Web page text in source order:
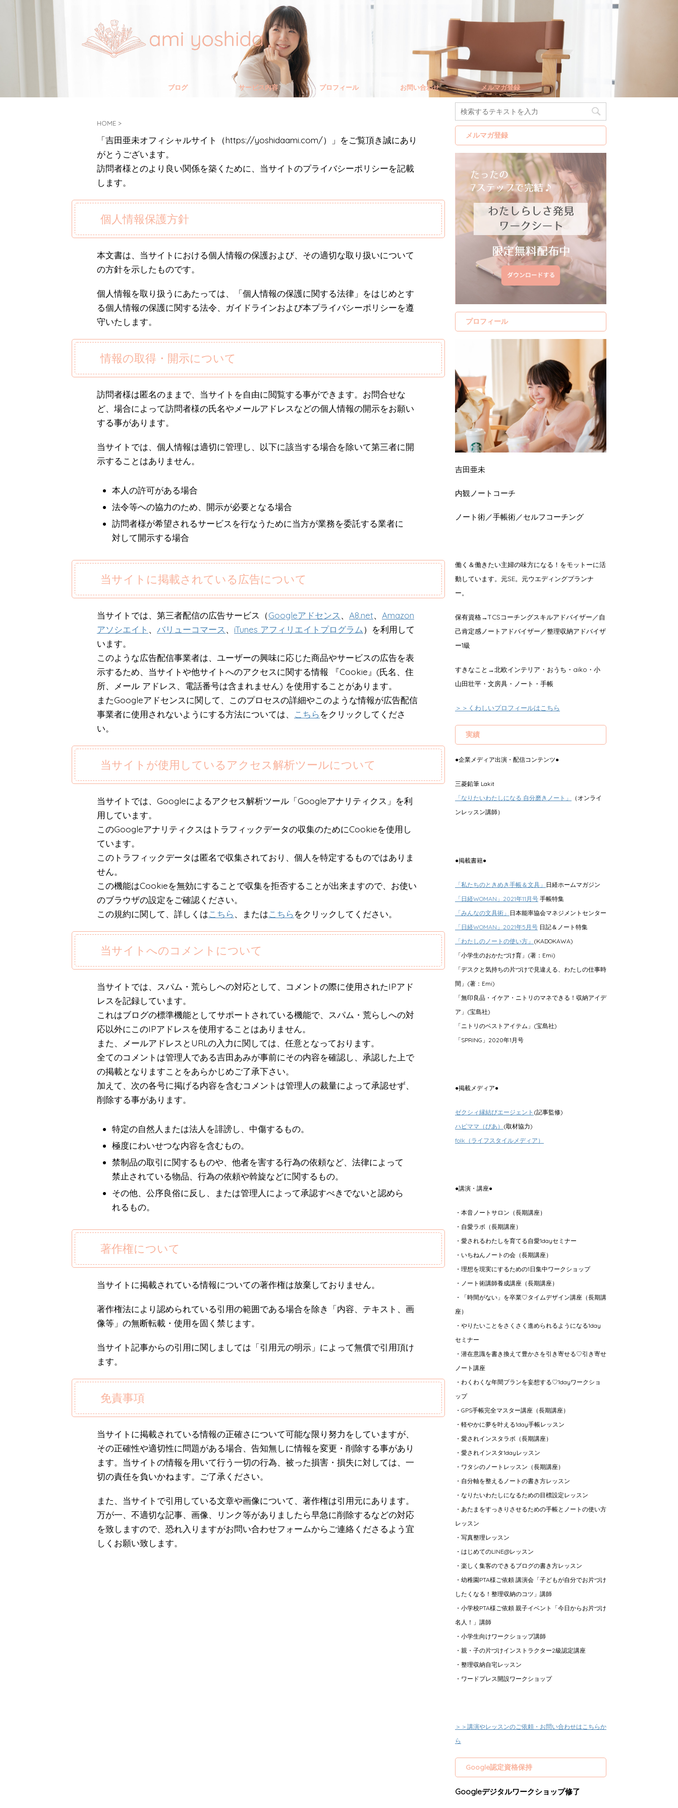
ブログ サービス内容 プロフィール お問い合わせ メルマガ登録
HOME >
「吉田亜未オフィシャルサイト（https://yoshidaami.com/）」をご覧頂き誠にあり
がとうございます。
訪問者様とのより良い関係を築くために、当サイトのプライバシーポリシーを記載
します。
個人情報保護方針
本文書は、当サイトにおける個人情報の保護および、その適切な取り扱いについて
の方針を示したものです。
個人情報を取り扱うにあたっては、「個人情報の保護に関する法律」をはじめとす
る個人情報の保護に関する法令、ガイドラインおよび本プライバシーポリシーを遵
守いたします。
情報の取得・開示について
訪問者様は匿名のままで、当サイトを自由に閲覧する事ができます。お問合せな
ど、場合によって訪問者様の氏名やメールアドレスなどの個人情報の開示をお願い
する事があります。
当サイトでは、個人情報は適切に管理し、以下に該当する場合を除いて第三者に開
示することはありません。
本人の許可がある場合
法令等への協力のため、開示が必要となる場合
訪問者様が希望されるサービスを行なうために当方が業務を委託する業者に
対して開示する場合
当サイトに掲載されている広告について
当サイトでは、第三者配信の広告サービス（Googleアドセンス、 A8.net、 Amazon
アソシエイト 、 バリューコマース、 iTunes アフィリエイトプログラム）を利用して
います。
このような広告配信事業者は、ユーザーの興味に応じた商品やサービスの広告を表
示するため、当サイトや他サイトへのアクセスに関する情報 『Cookie』(氏名、住
所、メール アドレス、電話番号は含まれません) を使用することがあります。
またGoogleアドセンスに関して、このプロセスの詳細やこのような情報が広告配信
事業者に使用されないようにする方法については、 こちらをクリックしてくださ
い。
当サイトが使用しているアクセス解析ツールについて
当サイトでは、Googleによるアクセス解析ツール「Googleアナリティクス」を利
用しています。
このGoogleアナリティクスはトラフィックデータの収集のためにCookieを使用し
ています。
このトラフィックデータは匿名で収集されており、個人を特定するものではありま
せん。
この機能はCookieを無効にすることで収集を拒否することが出来ますので、お使い
のブラウザの設定をご確認ください。
この規約に関して、詳しくはこちら、またはこちらをクリックしてください。
当サイトへのコメントについて
当サイトでは、スパム・荒らしへの対応として、コメントの際に使用されたIPアド
レスを記録しています。
これはブログの標準機能としてサポートされている機能で、スパム・荒らしへの対
応以外にこのIPアドレスを使用することはありません。
また、メールアドレスとURLの入力に関しては、任意となっております。
全てのコメントは管理人である吉田あみが事前にその内容を確認し、承認した上で
の掲載となりますことをあらかじめご了承下さい。
加えて、次の各号に掲げる内容を含むコメントは管理人の裁量によって承認せず、
削除する事があります。
特定の自然人または法人を誹謗し、中傷するもの。
極度にわいせつな内容を含むもの。
禁制品の取引に関するものや、他者を害する行為の依頼など、法律によって
禁止されている物品、行為の依頼や斡旋などに関するもの。
その他、公序良俗に反し、または管理人によって承認すべきでないと認めら
れるもの。
著作権について
当サイトに掲載されている情報についての著作権は放棄しておりません。
著作権法により認められている引用の範囲である場合を除き「内容、テキスト、画
像等」の無断転載・使用を固く禁じます。
当サイト記事からの引用に関しましては「引用元の明示」によって無償で引用頂け
ます。
免責事項
当サイトに掲載されている情報の正確さについて可能な限り努力をしていますが、
その正確性や適切性に問題がある場合、告知無しに情報を変更・削除する事があり
ます。当サイトの情報を用いて行う一切の行為、被った損害・損失に対しては、一
切の責任を負いかねます。ご了承ください。
また、当サイトで引用している文章や画像について、著作権は引用元にあります。
万が一、不適切な記事、画像、リンク等がありましたら早急に削除するなどの対応
を致しますので、恐れ入りますがお問い合わせフォームからご連絡くださるよう宜
しくお願い致します。
メルマガ登録
プロフィール
吉田亜未
内観ノートコーチ
ノート術／手帳術／セルフコーチング
働く＆働きたい主婦の味方になる！をモットーに活
動しています。 元SE。元ウエディングプランナ
ー。
保有資格→TCSコーチングスキルアドバイザー／自
己肯定感ノートアドバイザー／整理収納アドバイザ
ー1級
すきなこと→北欧インテリア・おうち・aiko・小
山田壮平・文房具・ノート・手帳
＞＞くわしいプロフィールはこちら
実績
●企業メディア出演・配信コンテンツ●
三菱鉛筆 Lakit
「なりたいわたしになる 自分磨きノート」
（オンライ
ンレッスン講師）
●掲載書籍●
「私たちのときめき手帳＆文具」 日経ホームマガジン
「日経WOMAN」2021年11月号 手帳特集
「みんなの文具術」 日本能率協会マネジメントセンター
「日経WOMAN」2021年5月号 日記＆ノート特集
「わたしのノートの使い方」 (KADOKAWA)
「小学生のおかたづけ育」(著：Emi)
「デスクと気持ちの片づけで見違える、わたしの仕事時
間」(著：Emi)
「無印良品・イケア・ニトリのマネできる！収納アイデ
ア」(宝島社)
「ニトリのベストアイテム」(宝島社)
「SPRING」2020年1月号
●掲載メディア●
ゼクシィ縁結びエージェント (記事監修)
ハピママ（ぴあ） (取材協力)
folk（ライフスタイルメディア）
●講演・講座●
・本音ノートサロン（長期講座）
・自愛ラボ（長期講座）
・愛されるわたしを育てる自愛1dayセミナー
・いちねんノートの会（長期講座）
・理想を現実にするための1日集中ワークショップ
・ノート術講師養成講座（長期講座）
・「時間がない」を卒業♡タイムデザイン講座（長期講
座）
・やりたいことをさくさく進められるようになる1day
セミナー
・潜在意識を書き換えて豊かさを引き寄せる♡引き寄せ
ノート講座
・わくわくな年間プランを妄想する♡1dayワークショ
ップ
・GPS手帳完全マスター講座（長期講座）
・軽やかに夢を叶える1day手帳レッスン
・愛されインスタラボ（長期講座）
・愛されインスタ1dayレッスン
・ワタシのノートレッスン（長期講座）
・自分軸を整えるノートの書き方レッスン
・なりたいわたしになるための目標設定レッスン
・あたまをすっきりさせるための手帳とノートの使い方
レッスン
・写真整理レッスン
・はじめてのLINE@レッスン
・楽しく集客のできるブログの書き方レッスン
・幼稚園PTA様ご依頼 講演会「子どもが自分でお片づけ
したくなる！整理収納のコツ」講師
・小学校PTA様ご依頼 親子イベント「今日からお片づけ
名人！」講師
・小学生向けワークショップ講師
・親・子の片づけインストラクター2級認定講座
・整理収納自宅レッスン
・ワードプレス開設ワークショップ
＞＞講演やレッスンのご依頼・お問い合わせはこちらか
ら
Google認定資格保持
Googleデジタルワークショップ修了